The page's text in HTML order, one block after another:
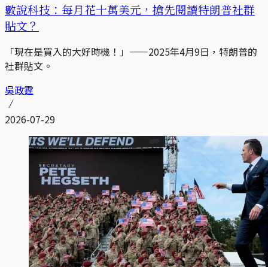
數說科技：每月花十萬美元，搶先閱讀特朗普社群
貼文？
「現在是買入的大好時機！」——2025年4月9日，特朗普的
社群貼文。
吳政霆
2026-07-29